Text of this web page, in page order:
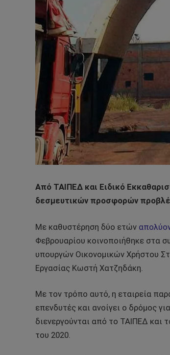
Από ΤΑΙΠΕΔ και Ειδικό
δεσμευτικών προσφορών
Mε καθυστέρηση δύο ετών
Φεβρουαρίου κοινοποιήθηκε στα
υπουργών Οικονομικών Χρήστου
Εργασίας Κωστή Χατζηδάκη.
Με τον τρόπο αυτό, η εταιρεία
επενδυτές και ανοίγει ο δρόμος
διενεργούνται από το ΤΑΙΠΕΔ και
του 2020.